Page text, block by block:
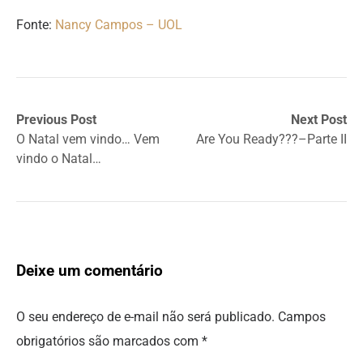
Fonte: Nancy Campos – UOL
Previous Post
O Natal vem vindo… Vem
vindo o Natal…
Next Post
Are You Ready???–Parte II
Deixe um comentário
O seu endereço de e-mail não será publicado. Campos
obrigatórios são marcados com *